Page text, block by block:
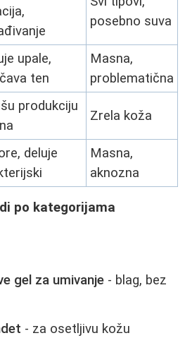
posebno suva
upale,
ten
Masna,
problematična
produkciju
Zrela koža
deluje
Masna,
aknozna
po kategorijama
gel za umivanje - blag, bez
- za osetljivu kožu